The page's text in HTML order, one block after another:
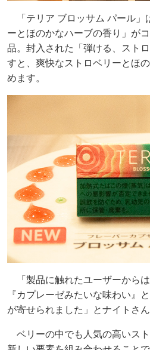
「テリア ブロッサム パール」
ーとほのかなハーブの香り」が
品。封入された「弾ける、スト
すと、爽快なストロベリーとほ
めます。
「製品に触れたユーザーからは
『カプレーゼみたいな味わい』
が寄せられました」とナイトさん
ベリーの中でも人気の高いス